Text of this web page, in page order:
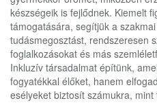
készségeik is fejlődnek. Kiemelt
támogatására, segítjük a
tudásmegosztást, rendszeresen
foglalkozásokat és más
Inkluzív társadalmat építünk,
fogyatékkal élőket, hanem
esélyeket biztosít számukra,